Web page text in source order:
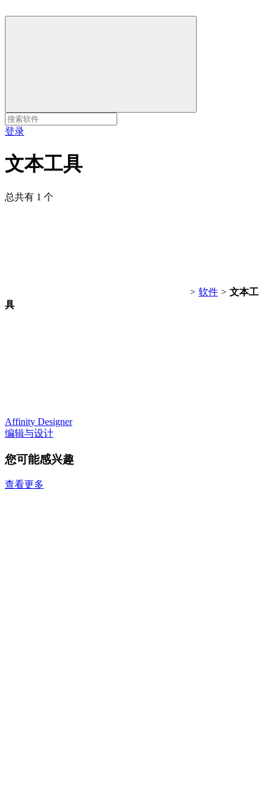
登录
文本工具
总共有 1 个
> 软件 > 文本工
具
Affinity Designer
编辑与设计
您可能感兴趣
查看更多